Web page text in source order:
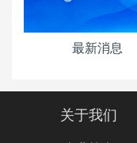
最新消息
关于我们